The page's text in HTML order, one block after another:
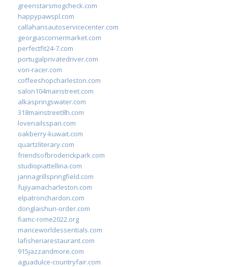
greenstarsmogcheck.com
happypawspl.com
callahansautoservicecenter.com
georgiascornermarket.com
perfectfit24-7.com
portugalprivatedriver.com
von-racer.com
coffeeshopcharleston.com
salon104mainstreet.com
alkaspringswater.com
318mainstreet8h.com
lovenailsspari.com
oakberry-kuwait.com
quartzliterary.com
friendsofbroderickpark.com
studiopiattellina.com
jannagrillspringfield.com
fujiyamacharleston.com
elpatronchardon.com
donglaishun-order.com
fiamc-rome2022.org
mariceworldessentials.com
lafisheriarestaurant.com
915jazzandmore.com
aguadulce-countryfair.com